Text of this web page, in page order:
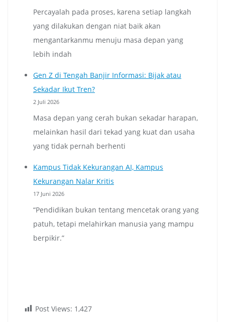
Percayalah pada proses, karena setiap langkah
yang dilakukan dengan niat baik akan
mengantarkanmu menuju masa depan yang
lebih indah
Gen Z di Tengah Banjir Informasi: Bijak atau
Sekadar Ikut Tren?
2 Juli 2026
Masa depan yang cerah bukan sekadar harapan,
melainkan hasil dari tekad yang kuat dan usaha
yang tidak pernah berhenti
Kampus Tidak Kekurangan AI, Kampus
Kekurangan Nalar Kritis
17 Juni 2026
“Pendidikan bukan tentang mencetak orang yang
patuh, tetapi melahirkan manusia yang mampu
berpikir.”
Post Views: 1,427